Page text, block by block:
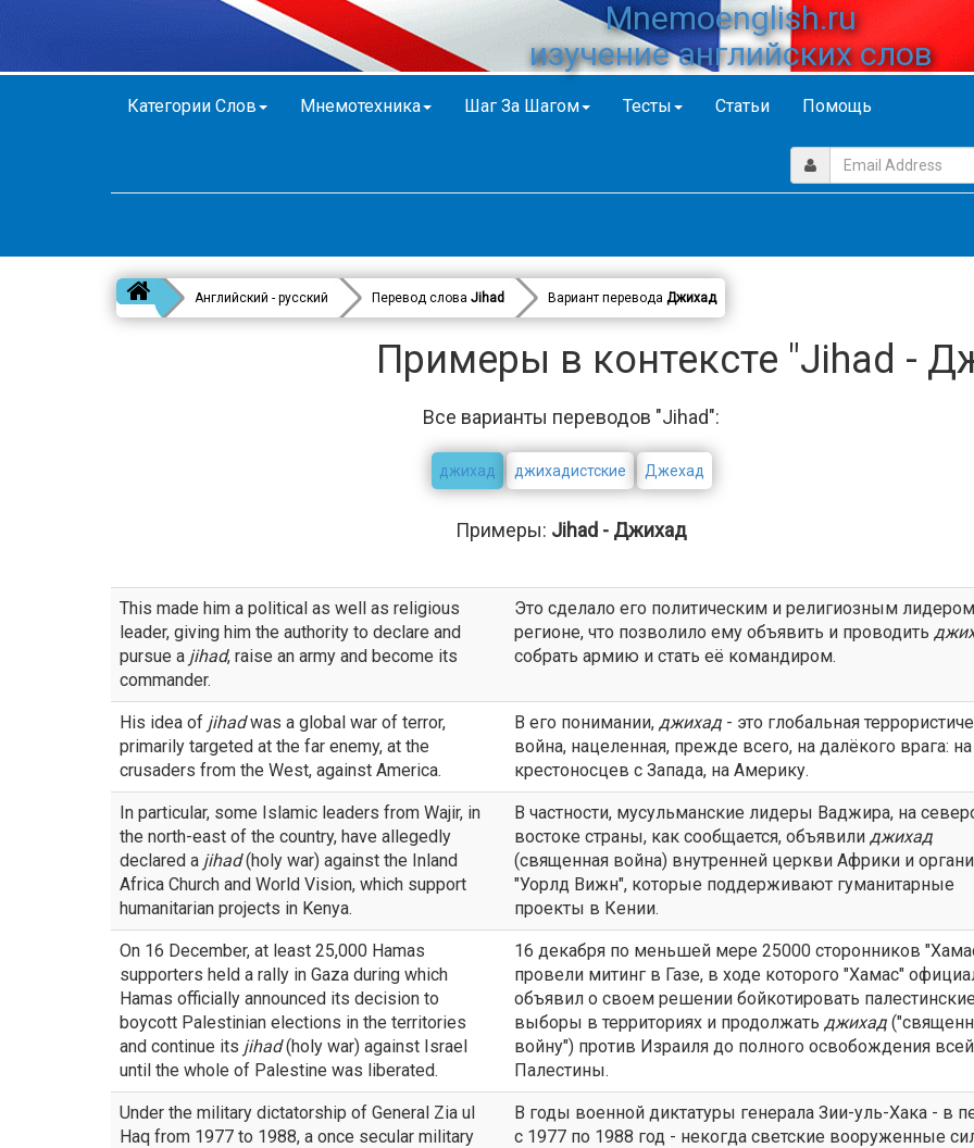
Mnemoenglish.ru
изучение английских слов
Категории Слов Мнемотехника Шаг За Шагом Тесты Статьи Помощь
Английский - русский Перевод слова Jihad Вариант перевода Джихад
Примеры в контексте "Jihad -
Все варианты переводов "Jihad":
джихад джихадистские Джехад
Примеры: Jihad - Джихад
This made him a political as well as religious
leader, giving him the authority to declare and
pursue a jihad, raise an army and become its
commander.
Это сделало его политическим и религиозным
регионе, что позволило ему объявить и проводить
собрать армию и стать её командиром.
His idea of jihadwas a global war of terror,
primarily targeted at the far enemy, at the
crusaders from the West, against America.
В его понимании, джихад - это глобальная
война, нацеленная, прежде всего, на далёкого врага: на
крестоносцев с Запада, на Америку.
In particular, some Islamic leaders from Wajir, in
the north-east of the country, have allegedly
declared a jihad(holy war) against the Inland
Africa Church and World Vision, which support
humanitarian projects in Kenya.
В частности, мусульманские лидеры Ваджира, на
востоке страны, как сообщается, объявили джихад
(священная война) внутренней церкви Африки и
"Уорлд Вижн", которые поддерживают гуманитарные
проекты в Кении.
On 16 December, at least 25,000 Hamas
supporters held a rally in Gaza during which
Hamas officially announced its decision to
boycott Palestinian elections in the territories
and continue its jihad(holy war) against Israel
until the whole of Palestine was liberated.
16 декабря по меньшей мере 25000 сторонников
провели митинг в Газе, в ходе которого "Хамас"
объявил о своем решении бойкотировать палестинские
выборы в территориях и продолжать джихад
войну") против Израиля до полного освобождения всей
Палестины.
Under the military dictatorship of General Zia ul
Haq from 1977 to 1988, a once secular military
В годы военной диктатуры генерала Зии-уль-Хака - в
с 1977 по 1988 год - некогда светские вооруженные